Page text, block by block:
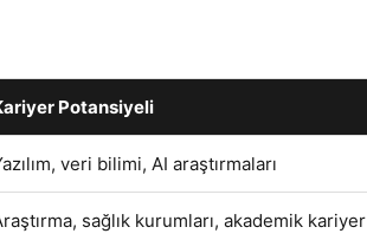
Potansiyeli
veri bilimi, AI araştırmaları
sağlık kurumları, akademik kariyer